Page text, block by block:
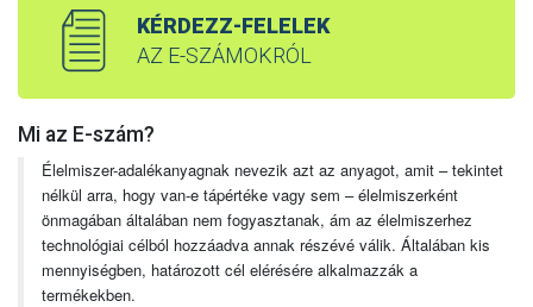
KÉRDEZZ-FELELEK
AZ E-SZÁMOKRÓL
Mi az E-szám?
Élelmiszer-adalékanyagnak nevezik azt az anyagot, amit – tekintet
nélkül arra, hogy van-e tápértéke vagy sem – élelmiszerként
önmagában általában nem fogyasztanak, ám az élelmiszerhez
technológiai célból hozzáadva annak részévé válik. Általában kis
mennyiségben, határozott cél elérésére alkalmazzák a
termékekben.